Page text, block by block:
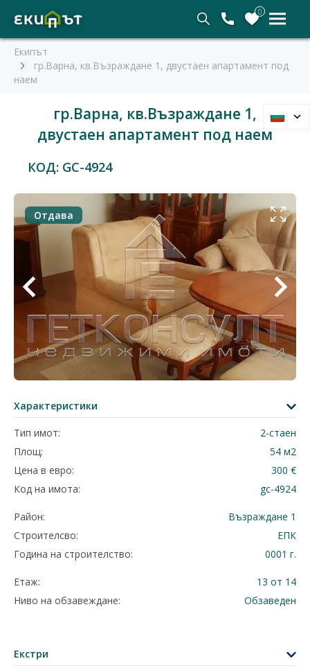
0
Екипът
гр.Варна, кв.Възраждане 1, двустаен апартамент под
наем
гр.Варна, кв.Възраждане 1,
двустаен апартамент под наем
КОД: GC-4924
Отдава
Характеристики
Тип имот:
2-стаен
Площ:
54 м2
Цена в евро:
300 €
Код на имота:
gc-4924
Район:
Възраждане 1
Строителсво:
ЕПК
Година на строителство:
0001 г.
Етаж:
13 от 14
Ниво на обзавеждане:
Обзаведен
Екстри